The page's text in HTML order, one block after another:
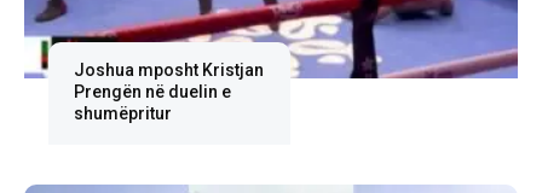
Joshua mposht Kristjan
Prengën në duelin e
shumëpritur